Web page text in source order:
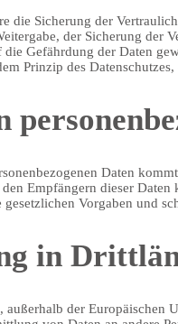
die Sicherung der
der Sicherung der
Gefährdung der Daten
Prinzip des
Daten
Empfängern dieser
Vorgaben und
in
der Europäischen